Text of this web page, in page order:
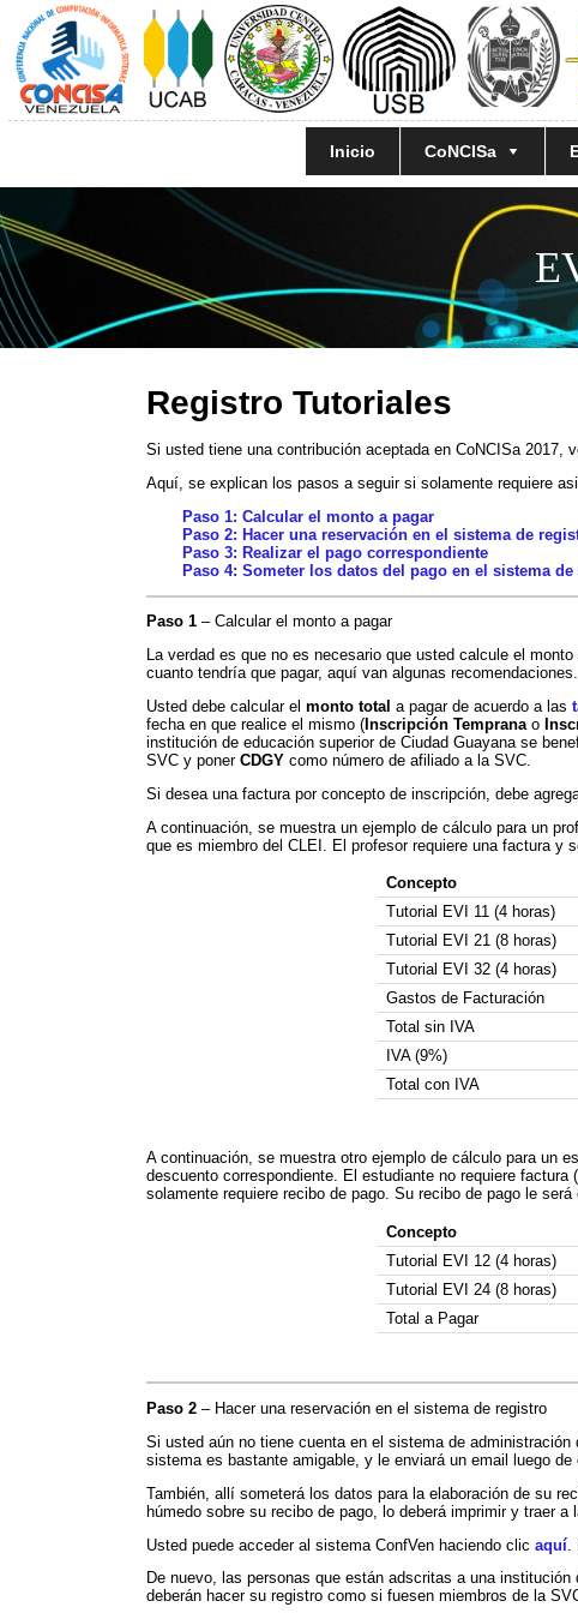
Inicio CoNCISa
Registro Tutoriales
Si usted tiene una contribución aceptada en CoNCISa 2017,
Aquí, se explican los pasos a seguir si solamente requiere
Paso 1: Calcular el monto a pagar
Paso 2: Hacer una reservación en el sistema de
Paso 3: Realizar el pago correspondiente
Paso 4: Someter los datos del pago en el sistema
Paso 1– Calcular el monto a pagar
La verdad es que no es necesario que usted calcule el
cuanto tendría que pagar, aquí van algunas recomendaciones.
Usted debe calcular el monto total a pagar de acuerdo a las
fecha en que realice el mismo (Inscripción Tempranao
institución de educación superior de Ciudad Guayana se
SVC y poner CDGYcomo número de afiliado a la SVC.
Si desea una factura por concepto de inscripción, debe
A continuación, se muestra un ejemplo de cálculo para un
que es miembro del CLEI. El profesor requiere una factura y
Concepto
Tutorial EVI 11 (4 horas)
Tutorial EVI 21 (8 horas)
Tutorial EVI 32 (4 horas)
Gastos de Facturación
Total sin IVA
IVA (9%)
Total con IVA
A continuación, se muestra otro ejemplo de cálculo para un
descuento correspondiente. El estudiante no requiere
solamente requiere recibo de pago. Su recibo de pago le
Concepto
Tutorial EVI 12 (4 horas)
Tutorial EVI 24 (8 horas)
Total a Pagar
Paso 2– Hacer una reservación en el sistema de registro
Si usted aún no tiene cuenta en el sistema de
sistema es bastante amigable, y le enviará un email luego
También, allí someterá los datos para la elaboración de su
húmedo sobre su recibo de pago, lo deberá imprimir y traer
Usted puede acceder al sistema ConfVen haciendo clic aquí.
De nuevo, las personas que están adscritas a una
deberán hacer su registro como si fuesen miembros de la